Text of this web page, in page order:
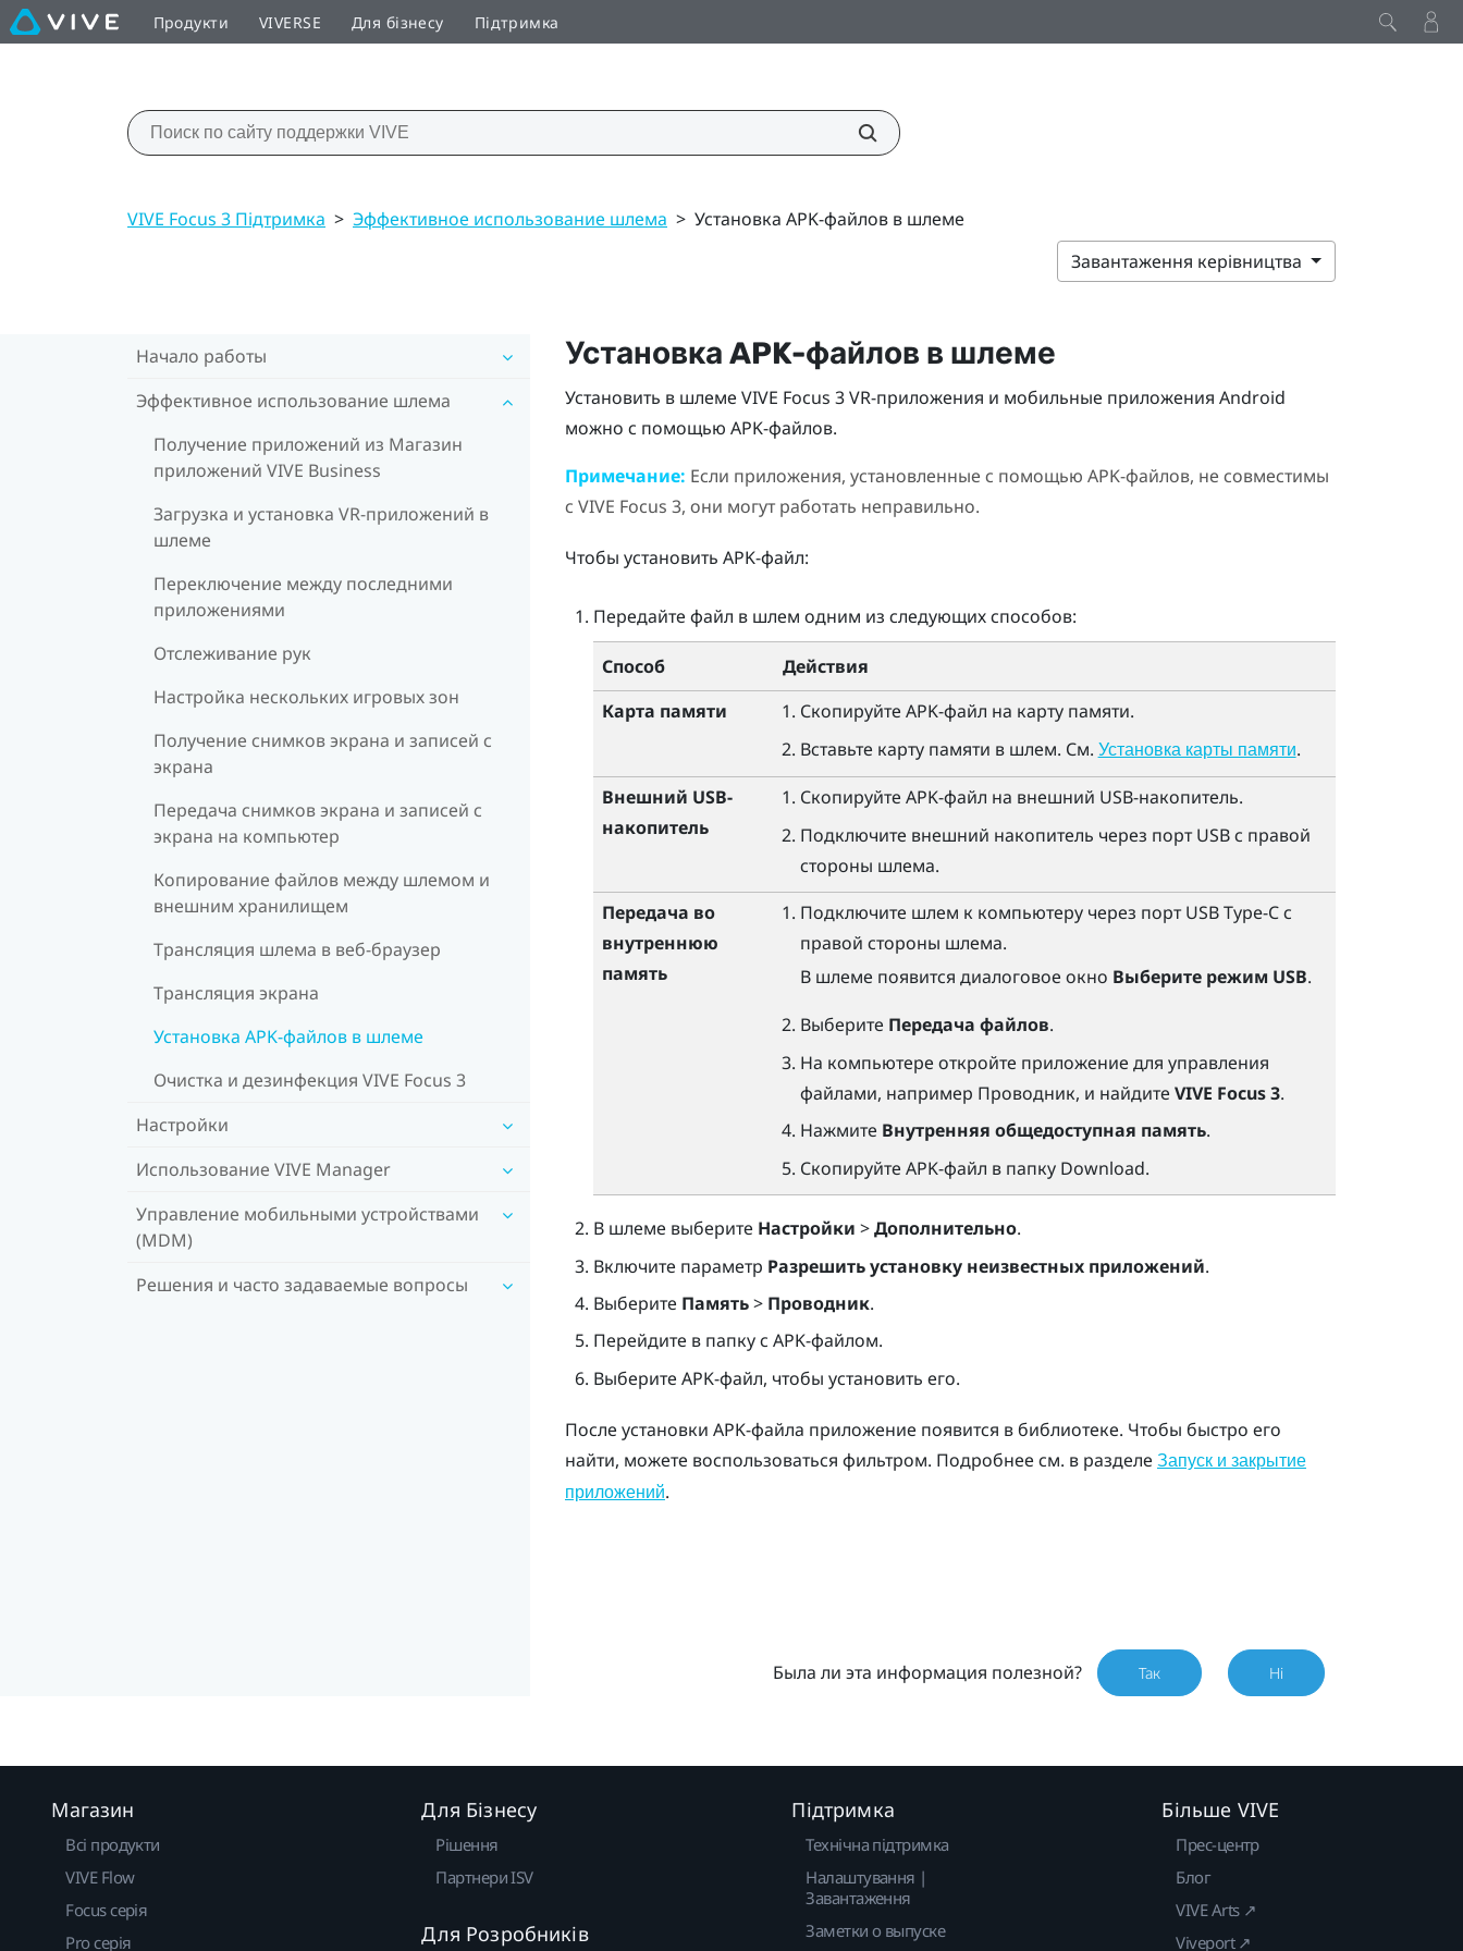
Продукти VIVERSE Для бізнесу Підтримка
VIVE Focus 3 Підтримка > Эффективное использование шлема > Установка APK-файлов в шлеме
Завантаження керівництва
Начало работы
Эффективное использование шлема
Получение приложений из Магазин
приложений VIVE Business
Загрузка и установка VR-приложений в
шлеме
Переключение между последними
приложениями
Отслеживание рук
Настройка нескольких игровых зон
Получение снимков экрана и записей с
экрана
Передача снимков экрана и записей с
экрана на компьютер
Копирование файлов между шлемом и
внешним хранилищем
Трансляция шлема в веб-браузер
Трансляция экрана
Установка APK-файлов в шлеме
Очистка и дезинфекция VIVE Focus 3
Настройки
Использование VIVE Manager
Управление мобильными устройствами
(MDM)
Решения и часто задаваемые вопросы
Установка APK-файлов в шлеме
Установить в шлеме VIVE Focus 3VR-приложения и мобильные приложения Android
можно с помощью APK-файлов.
Примечание: Если приложения, установленные с помощью APK-файлов, не совместимы
с VIVE Focus 3, они могут работать неправильно.
Чтобы установить APK-файл:
Передайте файл в шлем одним из следующих способов:
Способ
Действия
Карта памяти
Скопируйте APK-файл на карту памяти.
Вставьте карту памяти в шлем. См. Установка карты памяти.
Внешний USB-
накопитель
Скопируйте APK-файл на внешний USB-накопитель.
Подключите внешний накопитель через порт USB с правой
стороны шлема.
Передача во
внутреннюю
память
Подключите шлем к компьютеру через портUSB Type-Cс
правой стороны шлема.
В шлеме появится диалоговое окно Выберите режим USB.
Выберите Передача файлов.
На компьютере откройте приложение для управления
файлами, например Проводник, и найдите VIVE Focus 3.
Нажмите Внутренняя общедоступная память.
Скопируйте APK-файл в папку Download.
В шлеме выберите Настройки >Дополнительно.
Включите параметр Разрешить установку неизвестных приложений.
Выберите Память> Проводник.
Перейдите в папку с APK-файлом.
Выберите APK-файл, чтобы установить его.
После установки APK-файла приложение появится в библиотеке. Чтобы быстро его
найти, можете воспользоваться фильтром. Подробнее см. в разделе Запуск и закрытие
приложений.
Была ли эта информация полезной? Так Ні
Магазин
Всі продукти
VIVE Flow
Focus серія
Pro серія
Для Бізнесу
Рішення
Партнери ISV
Для Розробників
Підтримка
Технічна підтримка
Налаштування |
Завантаження
Заметки о выпуске
Більше VIVE
Прес-центр
Блог
VIVE Arts ↗
Viveport ↗